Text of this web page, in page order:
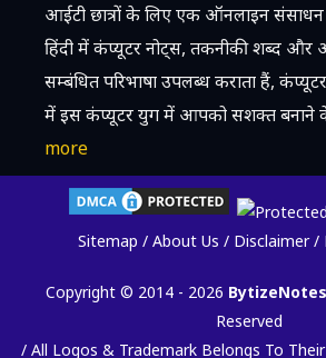
आईटी छात्रों के लिए एक ऑनलाइन संसाधन
हिंदी में कंप्यूटर नोट्स, तकनीकी शब्द और
सम्बंधित परिभाषा उपलब्ध कराता हैं, कंप्यूटर
में इस कंप्यूटर युग में आपको सशक्त बनाने
more
Sitemap / About Us / Disclaimer/
Copyright © 2014 - 2026
Reserved
/ All Logos & Trademark Belongs To